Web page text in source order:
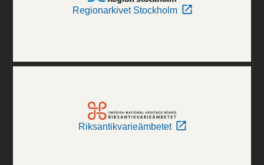
Regionarkivet Stockholm
Riksantikvarieämbetet